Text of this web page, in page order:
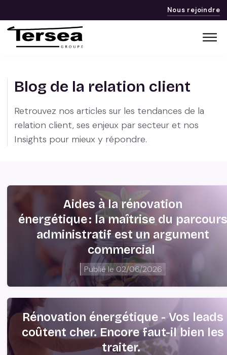
Nous rejoindre
Blog de la relation client
Retrouvez nos articles sur les tendances de la
relation client, ses enjeux par secteur et nos
Insights pour mieux y répondre.
Aides à la rénovation
énergétique : la maîtrise du parcours
administratif est un argument
commercial
Publié le 02/06/2026
Rénovation énergétique - Vos leads
coûtent cher. Encore faut-il bien les
traiter.